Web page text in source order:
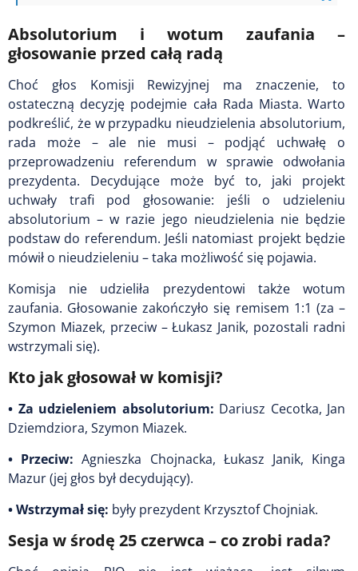
Absolutorium i wotum zaufania –
głosowanie przed całą radą
Choć głos Komisji Rewizyjnej ma znaczenie, to
ostateczną decyzję podejmie cała Rada Miasta. Warto
podkreślić, że w przypadku nieudzielenia absolutorium,
rada może – ale nie musi – podjąć uchwałę o
przeprowadzeniu referendum w sprawie odwołania
prezydenta. Decydujące może być to, jaki projekt
uchwały trafi pod głosowanie: jeśli o udzieleniu
absolutorium – w razie jego nieudzielenia nie będzie
podstaw do referendum. Jeśli natomiast projekt będzie
mówił o nieudzieleniu – taka możliwość się pojawia.
Komisja nie udzieliła prezydentowi także wotum
zaufania. Głosowanie zakończyło się remisem 1:1 (za –
Szymon Miazek, przeciw – Łukasz Janik, pozostali radni
wstrzymali się).
Kto jak głosował w komisji?
• Za udzieleniem absolutorium: Dariusz Cecotka, Jan
Dziemdziora, Szymon Miazek.
• Przeciw: Agnieszka Chojnacka, Łukasz Janik, Kinga
Mazur (jej głos był decydujący).
•Wstrzymał się: były prezydent Krzysztof Chojniak.
Sesja w środę 25 czerwca – co zrobi rada?